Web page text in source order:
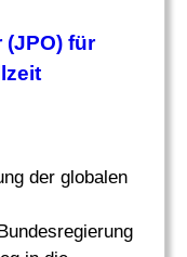
(JPO) für
der globalen